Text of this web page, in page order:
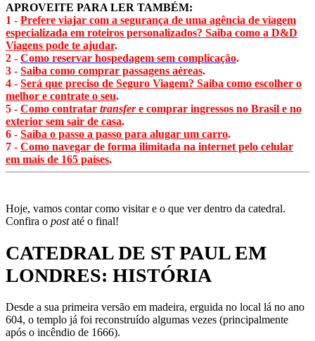
APROVEITE PARA LER TAMBÉM:
1 - Prefere viajar com a segurança de uma agência de viagem
especializada em roteiros personalizados? Saiba como a D&D
Viagens pode te ajudar.
2 - Como reservar hospedagem sem complicação.
3 - Saiba como comprar passagens aéreas.
4 - Será que preciso de Seguro Viagem? Saiba como escolher o
melhor e contrate o seu.
5 - Como contratar transfere comprar ingressos no Brasil e no
exterior sem sair de casa.
6 - Saiba o passo a passo para alugar um carro.
7 - Como navegar de forma ilimitada na internet pelo celular
em mais de 165 países.
Hoje, vamos contar como visitar e o que ver dentro da catedral.
Confira o postaté o final!
CATEDRAL DE ST PAUL EM
LONDRES: HISTÓRIA
Desde a sua primeira versão em madeira, erguida no local lá no ano
604, o templo já foi reconstruído algumas vezes (principalmente
após o incêndio de 1666).